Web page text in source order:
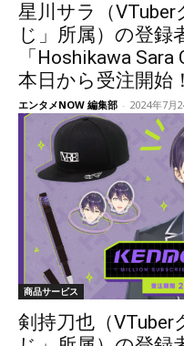
星川サラ（
じ」所属）の登録
「Hoshikawa
本日から受注開始！
エンタメNOW 編集部 - 2024年7月
商品サービス
剣持刀也（